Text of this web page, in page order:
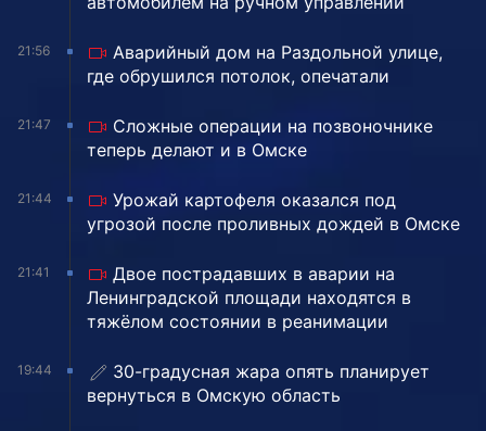
21:56
Аварийный дом на Раздольной улице,
где обрушился потолок, опечатали
21:47
Сложные операции на позвоночнике
теперь делают и в Омске
21:44
Урожай картофеля оказался под
угрозой после проливных дождей в Омске
21:41
Двое пострадавших в аварии на
Ленинградской площади находятся в
тяжёлом состоянии в реанимации
19:44
30-градусная жара опять планирует
вернуться в Омскую область